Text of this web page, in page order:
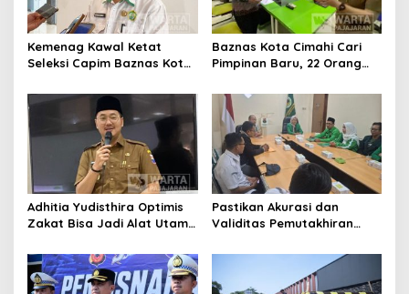
Kemenag Kawal Ketat
Seleksi Capim Baznas Kota
Komisioner Baznas
Berintegritas
Baznas Kota Cimahi Cari
Pimpinan Baru, 22 Orang
Adhitia Yudisthira Optimis
Zakat Bisa Jadi Alat Utama
Kota Cimahi
Pastikan Akurasi dan
Validitas Pemutakhiran
Cimahi Lakukan